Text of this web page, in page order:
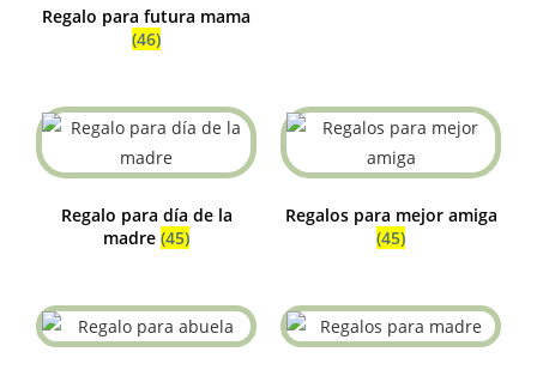
Regalo para futura mama
(46)
Regalo para día de la
madre (45)
Regalos para mejor amiga
(45)